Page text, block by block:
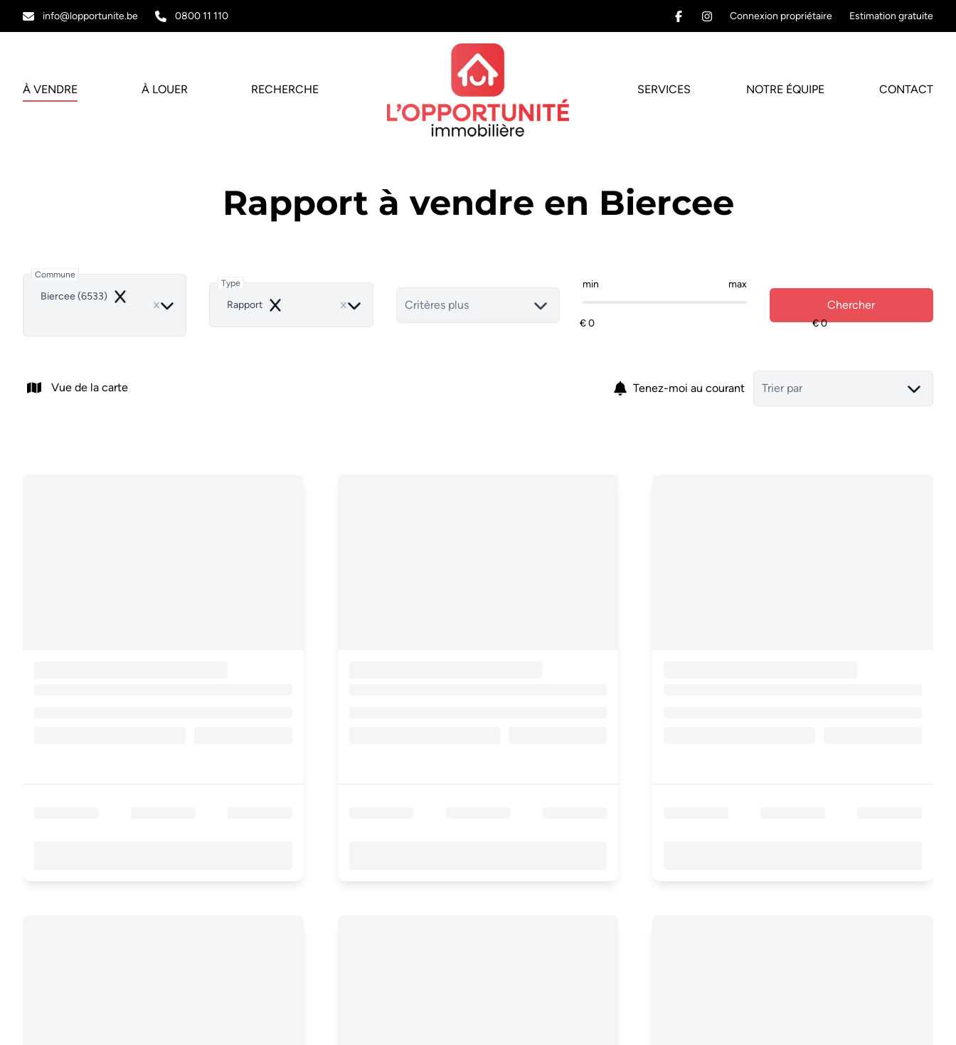
info@lopportunite.be 0800 11 110 Connexion propriétaire Estimation gratuite
À VENDRE À LOUER RECHERCHE SERVICES NOTRE ÉQUIPE CONTACT
Rapport à vendre en Biercee
Commune
Biercee (6533)
Remove
Type
Rapport
Remove Critères plus
min max
Chercher
Vue de la carte Tenez-moi au courant Trier par